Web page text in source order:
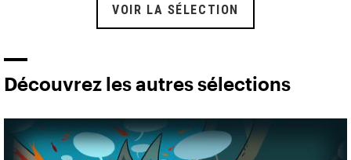
VOIR LA SÉLECTION
Découvrez les autres sélections